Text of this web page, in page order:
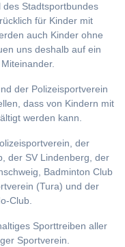
Stadtsportbundes
für Kinder mit
auch Kinder ohne
uns deshalb auf ein
der Polizeisportverein
dass von Kindern mit
werden kann.
der
der SV Lindenberg, der
Badminton Club
(Tura) und der
Club.
Sporttreiben aller
Sportverein.